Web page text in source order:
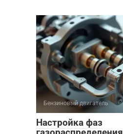
Бензиновый двигатель
Настройка фаз